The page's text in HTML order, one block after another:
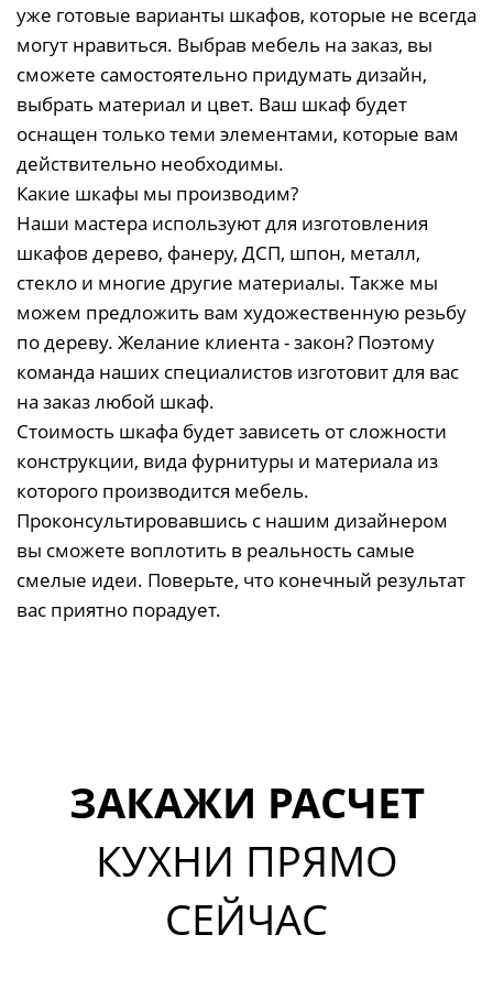
уже готовые варианты шкафов, которые не всегда
могут нравиться. Выбрав мебель на заказ, вы
сможете самостоятельно придумать дизайн,
выбрать материал и цвет. Ваш шкаф будет
оснащен только теми элементами, которые вам
действительно необходимы.
Какие шкафы мы производим?
Наши мастера используют для изготовления
шкафов дерево, фанеру, ДСП, шпон, металл,
стекло и многие другие материалы. Также мы
можем предложить вам художественную резьбу
по дереву. Желание клиента - закон? Поэтому
команда наших специалистов изготовит для вас
на заказ любой шкаф.
Стоимость шкафа будет зависеть от сложности
конструкции, вида фурнитуры и материала из
которого производится мебель.
Проконсультировавшись с нашим дизайнером
вы сможете воплотить в реальность самые
смелые идеи. Поверьте, что конечный результат
вас приятно порадует.
ЗАКАЖИ РАСЧЕТ
КУХНИ ПРЯМО
СЕЙЧАС